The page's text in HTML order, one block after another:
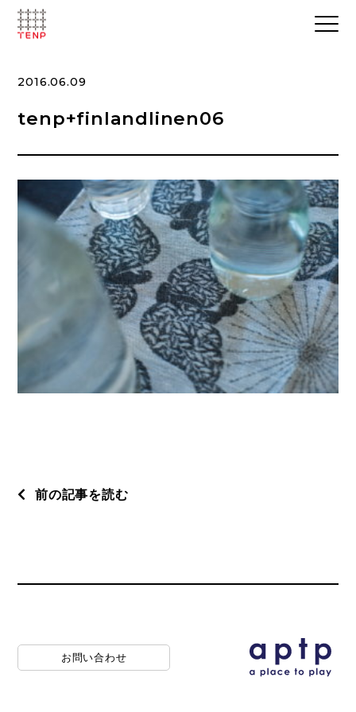
2016.06.09
tenp+finlandlinen06
前の記事を読む
お問い合わせ